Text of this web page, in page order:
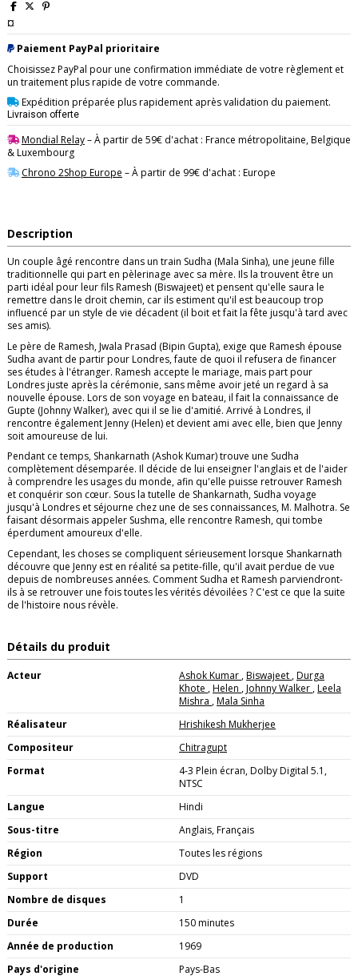
¤
Paiement PayPal prioritaire
Choisissez PayPal pour une confirmation immédiate de votre règlement et
un traitement plus rapide de votre commande.
Expédition préparée plus rapidement après validation du paiement.
Livraison offerte
Mondial Relay– À partir de 59€ d'achat : France métropolitaine, Belgique
& Luxembourg
Chrono 2Shop Europe – À partir de 99€ d'achat : Europe
Description
Un couple âgé rencontre dans un train Sudha (Mala Sinha), une jeune fille
traditionnelle qui part en pèlerinage avec sa mère. Ils la trouvent être un
parti idéal pour leur fils Ramesh (Biswajeet) et pensent qu'elle saura le
remettre dans le droit chemin, car ils estiment qu'il est beaucoup trop
influencé par un style de vie décadent (il boit et fait la fête jusqu'à tard avec
ses amis).
Le père de Ramesh, Jwala Prasad (Bipin Gupta), exige que Ramesh épouse
Sudha avant de partir pour Londres, faute de quoi il refusera de financer
ses études à l'étranger. Ramesh accepte le mariage, mais part pour
Londres juste après la cérémonie, sans même avoir jeté un regard à sa
nouvelle épouse. Lors de son voyage en bateau, il fait la connaissance de
Gupte (Johnny Walker), avec qui il se lie d'amitié. Arrivé à Londres, il
rencontre également Jenny (Helen) et devient ami avec elle, bien que Jenny
soit amoureuse de lui.
Pendant ce temps, Shankarnath (Ashok Kumar) trouve une Sudha
complètement désemparée. Il décide de lui enseigner l'anglais et de l'aider
à comprendre les usages du monde, afin qu'elle puisse retrouver Ramesh
et conquérir son cœur. Sous la tutelle de Shankarnath, Sudha voyage
jusqu'à Londres et séjourne chez une de ses connaissances, M. Malhotra. Se
faisant désormais appeler Sushma, elle rencontre Ramesh, qui tombe
éperdument amoureux d'elle.
Cependant, les choses se compliquent sérieusement lorsque Shankarnath
découvre que Jenny est en réalité sa petite-fille, qu'il avait perdue de vue
depuis de nombreuses années. Comment Sudha et Ramesh parviendront-
ils à se retrouver une fois toutes les vérités dévoilées ? C'est ce que la suite
de l'histoire nous révèle.
Détails du produit
Acteur Ashok Kumar ,Biswajeet ,Durga
Khote ,Helen ,Johnny Walker ,Leela
Mishra ,Mala Sinha
Réalisateur
Hrishikesh Mukherjee
Compositeur
Chitragupt
Format
4-3 Plein écran, Dolby Digital 5.1,
NTSC
Langue
Hindi
Sous-titre
Anglais, Français
Région
Toutes les régions
Support
DVD
Nombre de disques
1
Durée
150 minutes
Année de production
1969
Pays d'origine
Pays-Bas